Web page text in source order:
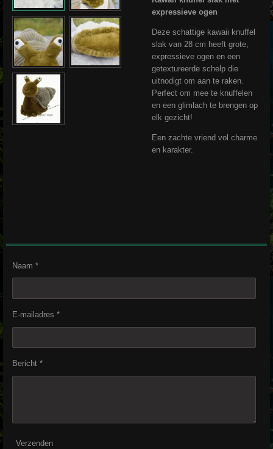
expressieve ogen
Deze schattige kawaii knuffel
slak van 28 cm heeft grote,
expressieve ogen en een
getextureerde schelp die
uitnodigt om aan te raken.
Perfect om mee te knuffelen
en een glimlach te brengen op
elk gezicht!
Een zachte vriend vol charme
en karakter.
Naam *
E-mailadres *
Bericht *
Verzenden